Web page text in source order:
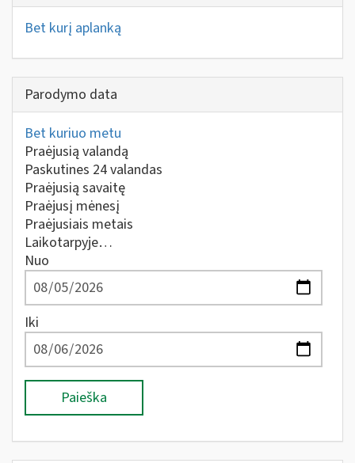
Bet kurį aplanką
Parodymo data
Bet kuriuo metu
Praėjusią valandą
Paskutines 24 valandas
Praėjusią savaitę
Praėjusį mėnesį
Praėjusiais metais
Laikotarpyje…
Nuo
Iki
Paieška